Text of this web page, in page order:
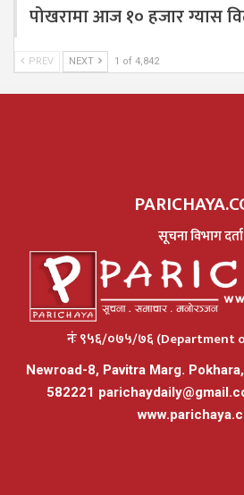
पोखरामा आज १० हजार ग्यास
PREV NEXT 1 of 4,842
सूचना विभाग दर्ता
नंः ९५६/०७५/७६
Newroad-8, Pavitra Marg.
582221